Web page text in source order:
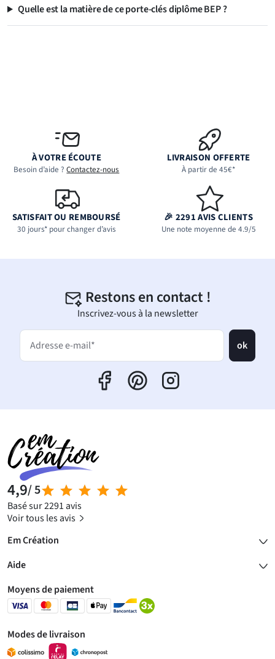
Quelle est la matière de ce porte-clés diplôme BEP ?
À VOTRE ÉCOUTE
Besoin d’aide ?Contactez-nous
LIVRAISON OFFERTE
À partir de 45€*
SATISFAIT OU REMBOURSÉ
30 jours* pour changer d’avis
🎉 2291 AVIS CLIENTS
Une note moyenne de 4.9/5
Restons en contact !
Inscrivez-vous à la newsletter
Adresse e-mail* ok
4,9/ 5
Basé sur 2291 avis
Voir tous les avis
Em Création
Aide
Moyens de paiement
Modes de livraison